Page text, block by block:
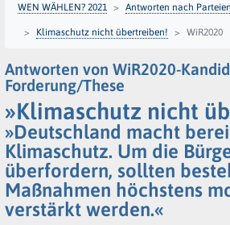
WEN WÄHLEN? 2021 Antworten nach Parteien
Klimaschutz nicht übertreiben! WiR2020
Antworten von WiR2020-
Forderung/These
»Klimaschutz nicht
»Deutschland macht
Klimaschutz. Um die
überfordern, sollten
Maßnahmen höchstens
verstärkt werden.«